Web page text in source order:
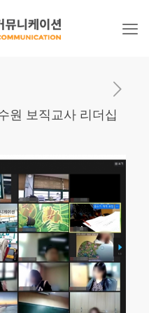
원 보직교사 리더십